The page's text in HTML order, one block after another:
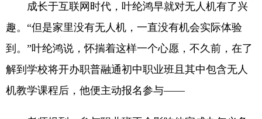
成长于互联网时代，叶纶鸿早就对无人机有了兴
趣。“但是家里没有无人机，一直没有机会实际体验
到。”叶纶鸿说，怀揣着这样一个心愿，不久前，在了
解到学校将开办职普融通初中职业班且其中包含无人
机教学课程后，他便主动报名参与——